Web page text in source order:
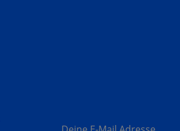
Deine E-Mail Adresse